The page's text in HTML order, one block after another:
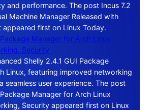
and performance. The post Incus 7.2
Machine Manager Released with
appeared first on Linux Today.
Manager for Arch Linux
Security
Shelly 2.4.1 GUI Package
Linux, featuring improved networking
seamless user experience. The post
Manager for Arch Linux
Security appeared first on Linux